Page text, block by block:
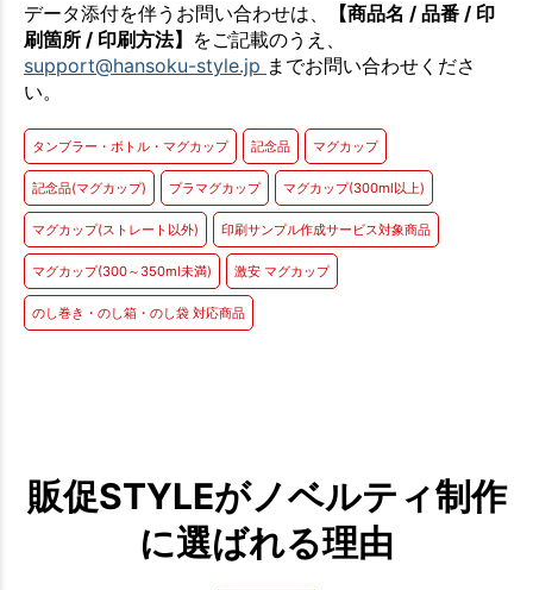
データ添付を伴うお問い合わせは、
【商品名 / 品番 / 印
刷箇所 / 印刷方法】 をご記載のうえ、
support@hansoku-style.jp までお問い合わせくださ
い。
タンブラー・ボトル・マグカップ 記念品 マグカップ
記念品(マグカップ) プラマグカップ マグカップ(300ml以上)
マグカップ(ストレート以外) 印刷サンプル作成サービス対象商品
マグカップ(300～350ml未満) 激安 マグカップ
のし巻き・のし箱・のし袋 対応商品
販促STYLEがノベルティ制作
に選ばれる理由